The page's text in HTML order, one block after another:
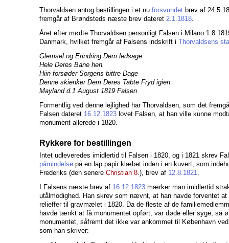
Thorvaldsen antog bestillingen i et nu forsvundet brev af
fremgår af Brøndsteds næste brev dateret 2.1.1818
Året efter mødte Thorvaldsen personligt Falsen i Milano
Danmark, hvilket fremgår af Falsens indskrift i Thorvaldsens
Glemsel og Erindring Dem ledsage
Hele Deres Bane hen.
Hiin forsøder Sorgens bittre Dage
Denne skienker Dem Deres Tabte Fryd igien.
Mayland d.1 August 1819 Falsen
Formentlig ved denne lejlighed har Thorvaldsen, som det
Falsen dateret 16.12.1823 lovet Falsen, at han ville kunne
monument allerede i 1820.
Rykkere for bestillingen
Intet udleveredes imidlertid til Falsen i 1820, og i 1821 skrev
påmindelse på en lap papir klæbet inden i en kuvert, som
Frederiks (den senere Christian 8 .), brev af 12.8.1821
I Falsens næste brev af 16.12.1823 mærker man imidlertid
utålmodighed. Han skrev som nævnt, at han havde forventet at
relieffer til gravmælet i 1820. Da de fleste af de
havde tænkt at få monumentet opført, var døde eller syge, så
monumentet, såfremt det ikke var ankommet til København
som han skriver: